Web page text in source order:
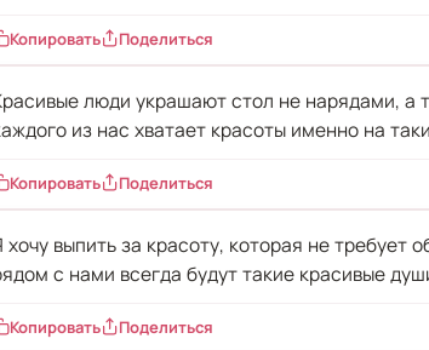
Копировать Поделиться
люди украшают стол не нарядами, а
из нас хватает красоты именно на
Копировать Поделиться
хочу выпить за красоту, которая не
с нами всегда будут такие красивые
Копировать Поделиться